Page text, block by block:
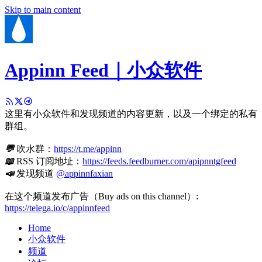
Skip to main content
Appinn Feed｜小众软件
这里有小众软件和发现频道的内容更新，以及一个绑定的私有
群组。
💬吹水群： https://t.me/appinn
📖RSS 订阅地址： https://feeds.feedburner.com/apipnntgfeed
📣发现频道 @appinnfaxian
在这个频道发布广告（Buy ads on this channel）:
https://telega.io/c/appinnfeed
Home
小众软件
频道